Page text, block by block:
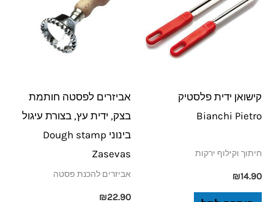
קישואן ידית פלסטיק
Bianchi Pietro
חיתוך וקילוף ירקות
₪14.90
אביזרים לפסטה חותמת
בצק, ידית עץ, בצורת עיגול
בינוני Dough stamp
Zasevas
אביזרים להכנת פסטה
₪22.90